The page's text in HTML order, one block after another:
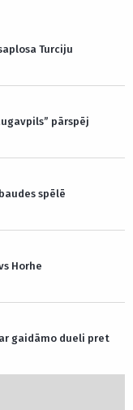
Turciju
pārspēj
spēlē
Horhe
gaidāmo dueli pret